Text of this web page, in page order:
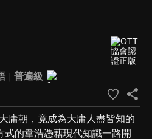
普遍級
庸朝，竟成為大庸人盡皆知的
式的韋浩憑藉現代知識一路開